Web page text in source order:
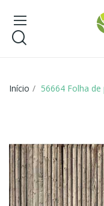
Início 56664 Folha